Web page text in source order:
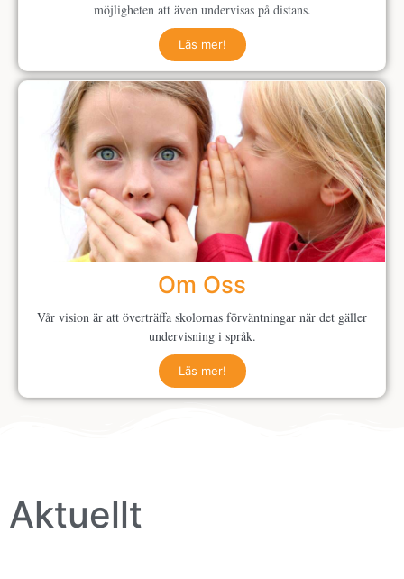
möjligheten att även undervisas på distans.
Läs mer!
Om Oss
Vår vision är att överträffa skolornas förväntningar när det gäller
undervisning i språk.
Läs mer!
Aktuellt